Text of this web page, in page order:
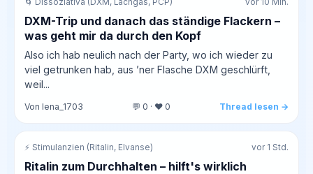
DXM-Trip und danach das ständige Flackern –
was geht mir da durch den Kopf
Also ich hab neulich nach der Party, wo ich wieder zu
viel getrunken hab, aus ’ner Flasche DXM geschlürft,
weil...
Von lena_1703 💬 0 · ❤️ 0 Thread lesen →
⚡ Stimulanzien (Ritalin, Elvanse) vor 1 Std.
Ritalin zum Durchhalten – hilft's wirklich